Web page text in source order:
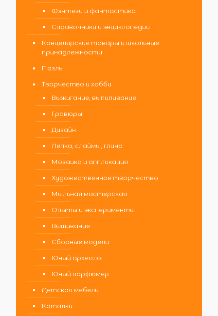
Фэнтези и фантастика
Справочники и энциклопедии
Канцелярские товары и школьные
принадлежности
Пазлы
Творчество и хобби
Выжигание, выпиливание
Гравюры
Дизайн
Лепка, слаймы, глина
Мозаика и аппликация
Художественное творчество
Мыльная мастерская
Опыты и эксперименты
Вышивание
Сборные модели
Юный археолог
Юный парфюмер
Детская мебель
Каталки